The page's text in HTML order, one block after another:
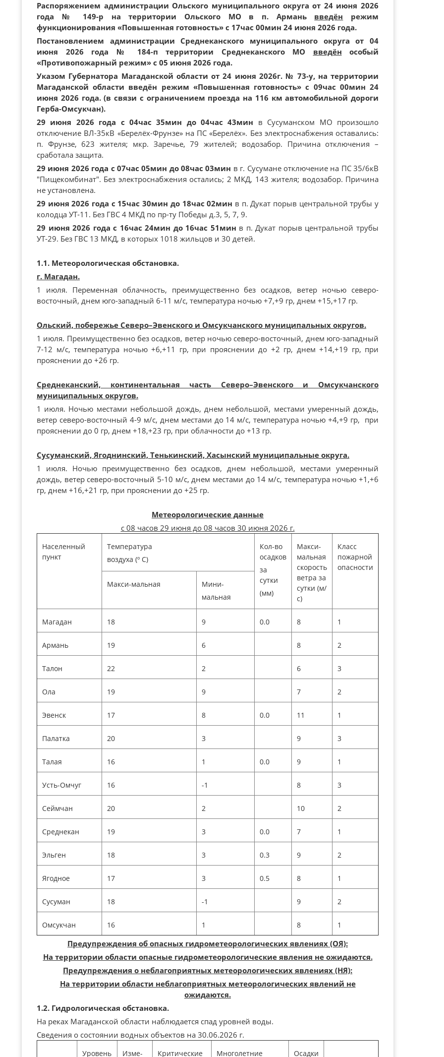
Распоряжением администрации Ольского муниципального округа от 24 июня 2026
года № 149-р на территории Ольского МО в п. Армань введён режим
функционирования «Повышенная готовность» с 17час 00мин 24 июня 2026 года.
Постановлением администрации Среднеканского муниципального округа от 04
июня 2026 года № 184-п территории Среднеканского МО введён особый
«Противопожарный режим» с 05 июня 2026 года.
Указом Губернатора Магаданской области от 24 июня 2026г. № 73-у, на территории
Магаданской области введён режим «Повышенная готовность» с 09час 00мин 24
июня 2026 года. (в связи с ограничением проезда на 116 км автомобильной дороги
Герба-Омсукчан).
29 июня 2026 года с 04час 35мин до 04час 43мин в Сусуманском МО произошло
отключение ВЛ-35кВ «Берелёх-Фрунзе» на ПС «Берелёх». Без электроснабжения оставались:
п. Фрунзе, 623 жителя; мкр. Заречье, 79 жителей; водозабор. Причина отключения –
сработала защита.
29 июня 2026 года с 07час 05мин до 08час 03мин в г. Сусумане отключение на ПС 35/6кВ
"Пищекомбинат". Без электроснабжения остались; 2 МКД, 143 жителя; водозабор. Причина
не установлена.
29 июня 2026 года с 15час 30мин до 18час 02мин в п. Дукат порыв центральной трубы у
колодца УТ-11. Без ГВС 4 МКД по пр-ту Победы д.3, 5, 7, 9.
29 июня 2026 года с 16час 24мин до 16час 51мин в п. Дукат порыв центральной трубы
УТ-29. Без ГВС 13 МКД, в которых 1018 жильцов и 30 детей.
1.1. Метеорологическая обстановка.
г. Магадан.
1 июля. Переменная облачность, преимущественно без осадков, ветер ночью северо-
восточный, днем юго-западный 6-11 м/с, температура ночью +7,+9 гр, днем +15,+17 гр.
Ольский, побережье Северо–Эвенского и Омсукчанского муниципальных округов.
1 июля. Преимущественно без осадков, ветер ночью северо-восточный, днем юго-западный
7-12 м/с, температура ночью +6,+11 гр, при прояснении до +2 гр, днем +14,+19 гр, при
прояснении до +26 гр.
Среднеканский, континентальная часть Северо–Эвенского и Омсукчанского
муниципальных округов.
1 июля. Ночью местами небольшой дождь, днем небольшой, местами умеренный дождь,
ветер северо-восточный 4-9 м/с, днем местами до 14 м/с, температура ночью +4,+9 гр, при
прояснении до 0 гр, днем +18,+23 гр, при облачности до +13 гр.
Сусуманский, Ягоднинский, Тенькинский, Хасынский муниципальные округа.
1 июля. Ночью преимущественно без осадков, днем небольшой, местами умеренный
дождь, ветер северо-восточный 5-10 м/с, днем местами до 14 м/с, температура ночью +1,+6
гр, днем +16,+21 гр, при прояснении до +25 гр.
Метеорологические данные
с 08 часов 29 июня до 08 часов 30 июня 2026 г.
Населенный
пункт
Температура
воздуха (º С)
Кол-во
осадков
за
сутки
(мм)
Макси-
мальная
скорость
ветра за
сутки (м/
с)
Класс
пожарной
опасности
Макси-мальная
Мини-
мальная
Магадан 18 9 0.0 8 1
Армань 19 6 8 2
Талон 22 2 6 3
Ола 19 9 7 2
Эвенск 17 8 0.0 11 1
Палатка 20 3 9 3
Талая 16 1 0.0 9 1
Усть-Омчуг 16 -1 8 3
Сеймчан 20 2 10 2
Среднекан 19 3 0.0 7 1
Эльген 18 3 0.3 9 2
Ягодное 17 3 0.5 8 1
Сусуман 18 -1 9 2
Омсукчан 16 1 8 1
Предупреждения об опасных гидрометеорологических явлениях (ОЯ):
На территории области опасные гидрометеорологические явления не ожидаются.
Предупреждения о неблагоприятных метеорологических явлениях (НЯ):
На территории области неблагоприятных метеорологических явлений не
ожидаются.
1.2. Гидрологическая обстановка.
На реках Магаданской области наблюдается спад уровней воды.
Сведения о состоянии водных объектов на 30.06.2026 г.
Уровень Изме- Критические Многолетние Осадки